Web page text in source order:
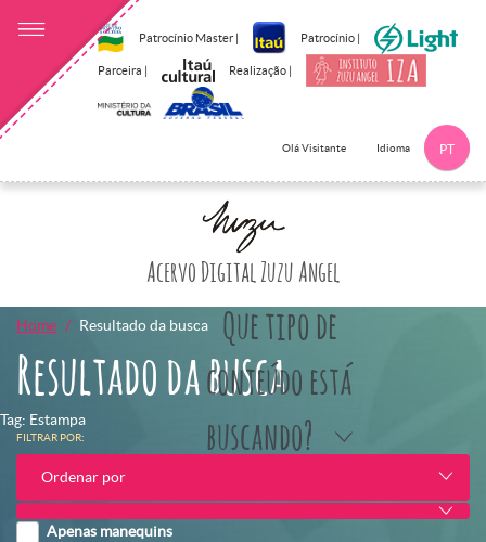
Patrocínio Master | Patrocínio |
Parceira | Realização |
Olá Visitante Idioma PT
Acervo Digital Zuzu Angel
Que tipo de
conteúdo está
buscando?
Home Resultado da busca
Resultado da busca
Tag: Estampa
FILTRAR POR:
Ordenar por
Apenas manequins